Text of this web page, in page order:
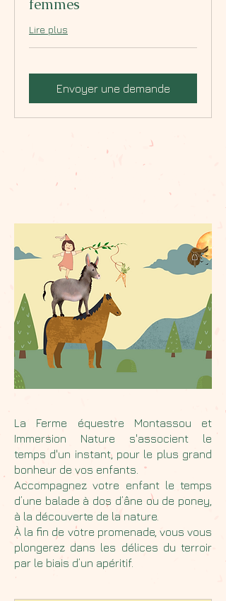
ANIMATIONS nature à dos
La Ferme équestre Montassou et
Immersion Nature s'associent le
temps d'un instant, pour le plus grand
bonheur de vos enfants.
Accompagnez votre enfant le temps
d’une balade à dos d’âne ou de poney,
à la découverte de la nature.
À la fin de votre promenade, vous vous
plongerez dans les délices du terroir
par le biais d’un apéritif.
femmes
Lire plus
Envoyer une demande